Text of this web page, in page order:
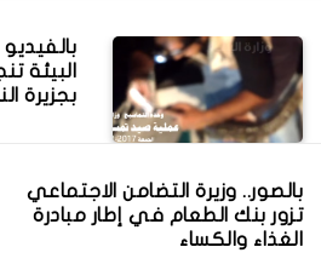
البيئة
بجزيرة
‎بالصور.. وزيرة التضامن الاجتماعي
تزور بنك الطعام في إطار مبادرة
الغذاء والكساء